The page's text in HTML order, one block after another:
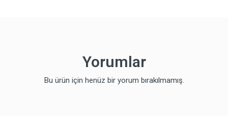
Yorumlar
Bu ürün için henüz bir yorum bırakılmamış.